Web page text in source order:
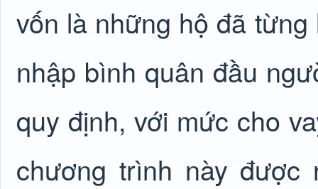
vốn là những hộ đã
nhập bình quân đầu
quy định, với mức cho
chương trình này được